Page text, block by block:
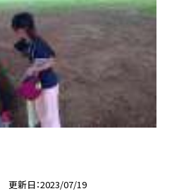
更新日 2023/07/19